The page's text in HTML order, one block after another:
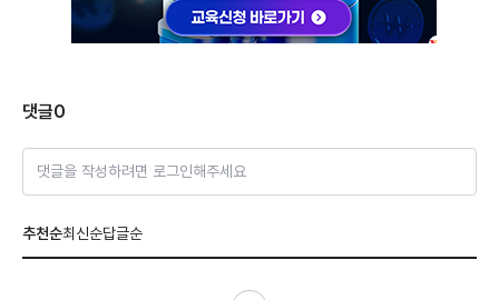
댓글0
댓글을 작성하려면 로그인해주세요
추천순최신순답글순